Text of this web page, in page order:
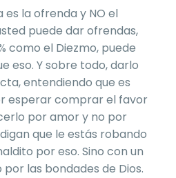
la ofrenda y NO el
puede dar ofrendas,
como el Diezmo, puede
eso. Y sobre todo, darlo
entendiendo que es
esperar comprar el favor
por amor y no por
que le estás robando
por eso. Sino con un
las bondades de Dios.